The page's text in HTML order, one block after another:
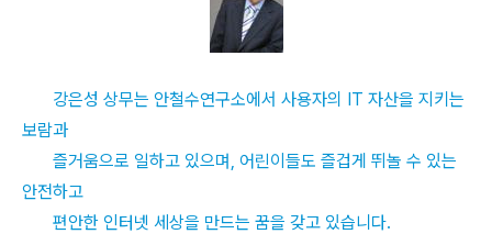
강은성 상무는 안철수연구소에서 사용자의 IT 자산을 지키는
보람과
즐거움으로 일하고 있으며, 어린이들도 즐겁게 뛰놀 수 있는
안전하고
편안한 인터넷 세상을 만드는 꿈을 갖고 있습니다.